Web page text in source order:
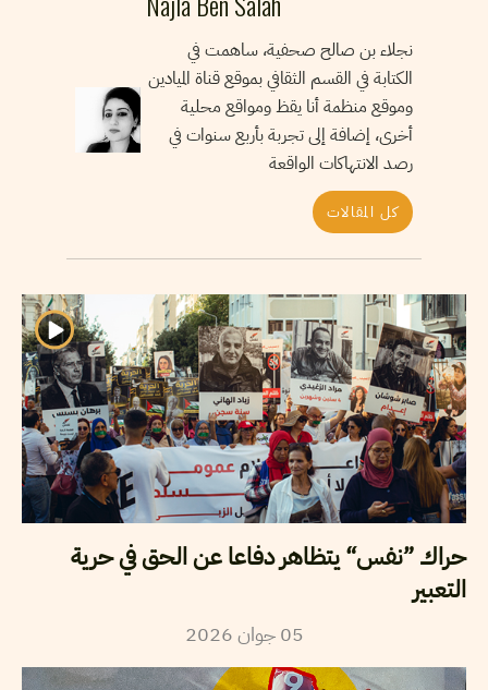
نجلاء بن صالح صحفية، ساهمت في
الكتابة في القسم الثقافي بموقع قناة الميادين
وموقع منظمة أنا يقظ ومواقع محلية
أخرى، إضافة إلى تجربة بأربع سنوات في
رصد الانتهاكات الواقعة
كل المقالات
حراك ”نفس“ يتظاهر دفاعا عن الحق في حرية
التعبير
05 جوان2026